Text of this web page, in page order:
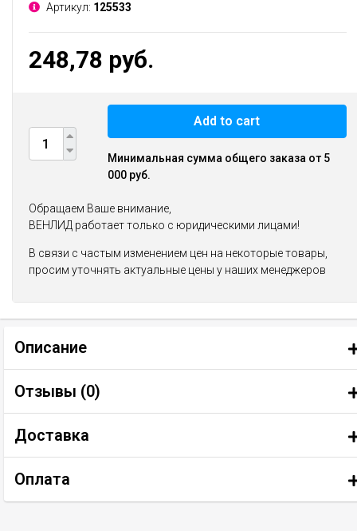
Артикул: 125533
248,78 руб.
Add to cart
Минимальная сумма общего заказа от 5
000 руб.
Обращаем Ваше внимание,
ВЕНЛИД работает только с юридическими лицами!
В связи с частым изменением цен на некоторые товары,
просим уточнять актуальные цены у наших менеджеров
Описание
Отзывы (0)
Доставка
Оплата